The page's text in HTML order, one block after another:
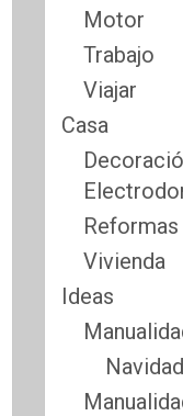
Motor
Trabajo
Viajar
Casa
Vivienda
Ideas
Navidad